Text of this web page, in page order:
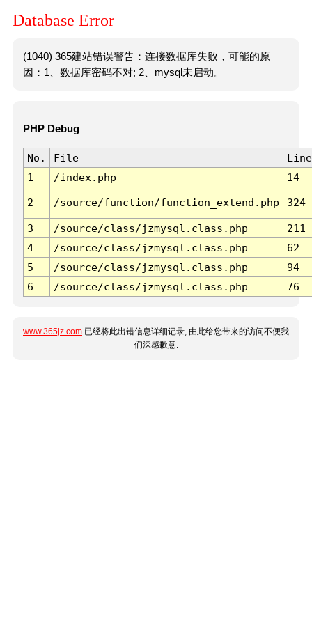
Database Error
(1040) 365建站错误警告：连接数据库失败，可能的原
因：1、数据库密码不对; 2、mysql未启动。
PHP Debug
No. File
Line
1
/index.php 14
2 /source/function/function_extend.php 324
3 /source/class/jzmysql.class.php
211
4
/source/class/jzmysql.class.php
62
5
/source/class/jzmysql.class.php
94
6
/source/class/jzmysql.class.php 76
www.365jz.com 已经将此出错信息详细记录, 由此给您带来的访问不便我
们深感歉意.